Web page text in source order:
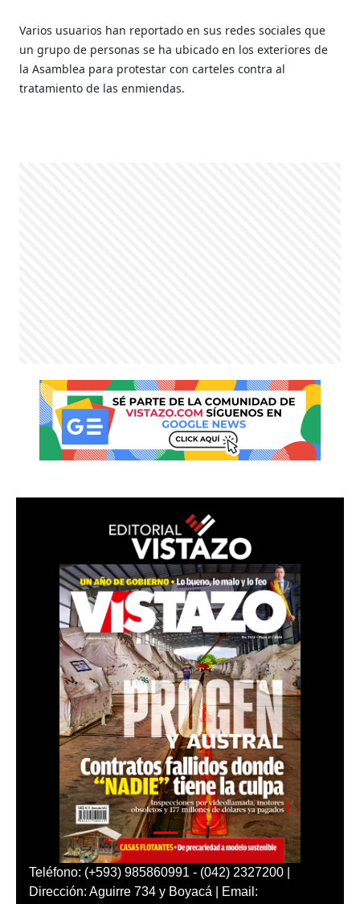
Varios usuarios han reportado en sus redes sociales que
un grupo de personas se ha ubicado en los exteriores de
la Asamblea para protestar con carteles contra al
tratamiento de las enmiendas.
Teléfono: (+593) 985860991 - (042) 2327200 |
Dirección: Aguirre 734 y Boyacá | Email: